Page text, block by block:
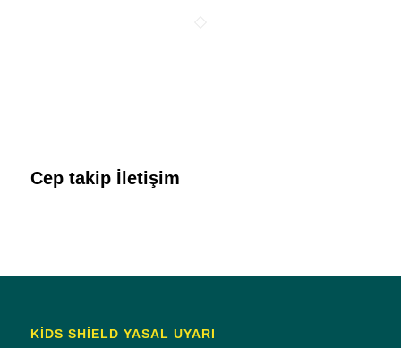
Cep takip İletişim
KİDS SHİELD YASAL UYARI